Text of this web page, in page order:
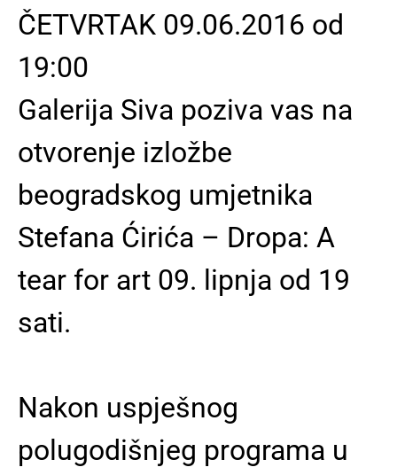
ČETVRTAK 09.06.2016 od
19:00
Galerija Siva poziva vas na
otvorenje izložbe
beogradskog umjetnika
Stefana Ćirića – Dropa: A
tear for art 09. lipnja od 19
sati.
Nakon uspješnog
polugodišnjeg programa u